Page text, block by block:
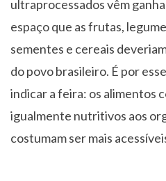
ultraprocessados vêm
espaço que as frutas,
sementes e cereais
do povo brasileiro. É por
indicar a feira: os alimentos
igualmente nutritivos aos
costumam ser mais